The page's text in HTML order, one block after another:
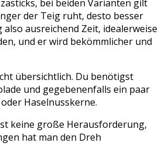
bei beiden Varianten gilt
der Teig ruht, desto besser
also ausreichend Zeit, idealerweise
und er wird bekömmlicher und
übersichtlich. Du benötigst
und gegebenenfalls ein paar
Haselnusskerne.
keine große Herausforderung,
hat man den Dreh